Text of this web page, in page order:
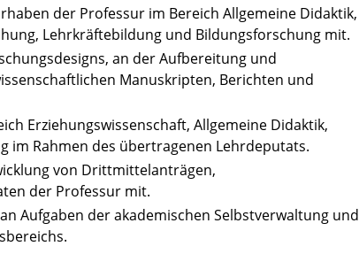
der Professur im Bereich Allgemeine Didaktik,
Lehrkräftebildung und Bildungsforschung mit.
an der Aufbereitung und
Manuskripten, Berichten und
Erziehungswissenschaft, Allgemeine Didaktik,
im Rahmen des übertragenen Lehrdeputats.
von Drittmittelanträgen,
der Professur mit.
Aufgaben der akademischen Selbstverwaltung und